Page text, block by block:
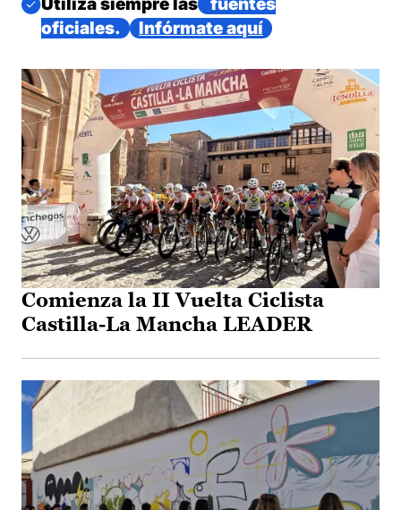
Utiliza siempre las
fuentes
oficiales.
Infórmate aquí
Comienza la II Vuelta Ciclista
Castilla-La Mancha LEADER